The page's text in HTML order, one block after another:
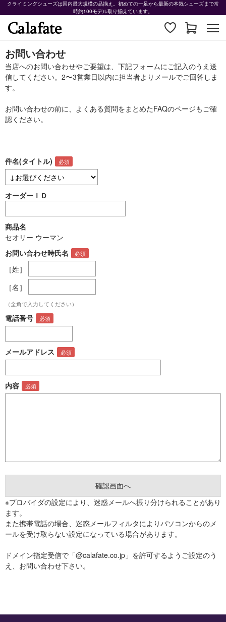
クライミングシューズは国内最大規模の品揃え。初めての一足から最新の本気シューズまで常
時約100モデル取り揃えています。
お問い合わせ
当店へのお問い合わせやご要望は、下記フォームにご記入のうえ送
信してください。2〜3営業日以内に担当者よりメールでご回答しま
す。
お問い合わせの前に、よくある質問をまとめたFAQのページもご確
認ください。
件名(タイトル)
オーダーＩＤ
商品名
セオリー ウーマン
お問い合わせ時氏名
［姓］
［名］
（全角で入力してください）
電話番号
メールアドレス
内容
※プロバイダの設定により、迷惑メールへ振り分けられることがあり
ます。
また携帯電話の場合、迷惑メールフィルタによりパソコンからのメ
ールを受け取らない設定になっている場合があります。
ドメイン指定受信で「@calafate.co.jp」を許可するようご設定のう
え、お問い合わせ下さい。